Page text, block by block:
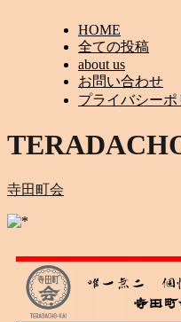
HOME
全ての投稿
about us
お問い合わせ
プライバシーポ
寺田町会